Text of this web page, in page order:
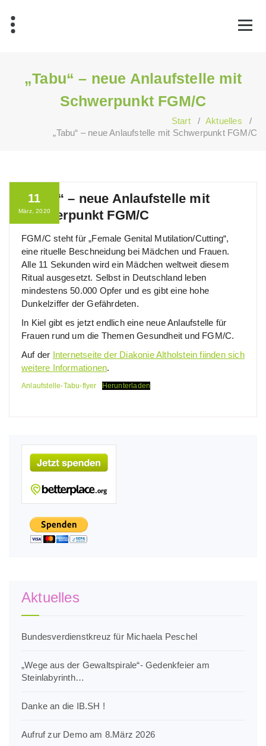
Inhalt
springen
„Tabu“ – neue Anlaufstelle mit
Schwerpunkt FGM/C
Start/ Aktuelles /
„Tabu“ – neue Anlaufstelle mit Schwerpunkt FGM/C
11
März, 2020
„Tabu“ – neue Anlaufstelle mit
Schwerpunkt FGM/C
FGM/C steht für „Female Genital Mutilation/Cutting“,
eine rituelle Beschneidung bei Mädchen und Frauen.
Alle 11 Sekunden wird ein Mädchen weltweit diesem
Ritual ausgesetzt. Selbst in Deutschland leben
mindestens 50.000 Opfer und es gibt eine hohe
Dunkelziffer der Gefährdeten.
In Kiel gibt es jetzt endlich eine neue Anlaufstelle für
Frauen rund um die Themen Gesundheit und FGM/C.
Auf der Internetseite der Diakonie Altholstein fiinden sich
weitere Informationen.
Anlaufstelle-Tabu-flyer Herunterladen
Aktuelles
Bundesverdienstkreuz für Michaela Peschel
„Wege aus der Gewaltspirale“- Gedenkfeier am
Steinlabyrinth…
Danke an die IB.SH !
Aufruf zur Demo am 8.März 2026